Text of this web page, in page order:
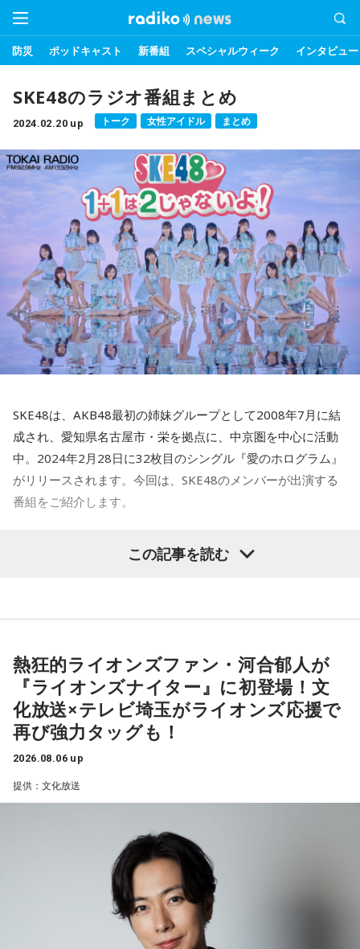
防災 ポッドキャスト 新番組 スペシャルウィーク インタビュー
SKE48のラジオ番組まとめ
2024.02.20 up トーク 女性アイドル まとめ
SKE48は、AKB48最初の姉妹グループとして2008年7月に結
成され、愛知県名古屋市・栄を拠点に、中京圏を中心に活動
中。2024年2月28日に32枚目のシングル『愛のホログラム』
がリリースされます。今回は、SKE48のメンバーが出演する
番組をご紹介します。
この記事を読む
熱狂的ライオンズファン・河合郁人が
『ライオンズナイター』に初登場！文
化放送×テレビ埼玉がライオンズ応援で
再び強力タッグも！
2026.08.06 up
提供：文化放送